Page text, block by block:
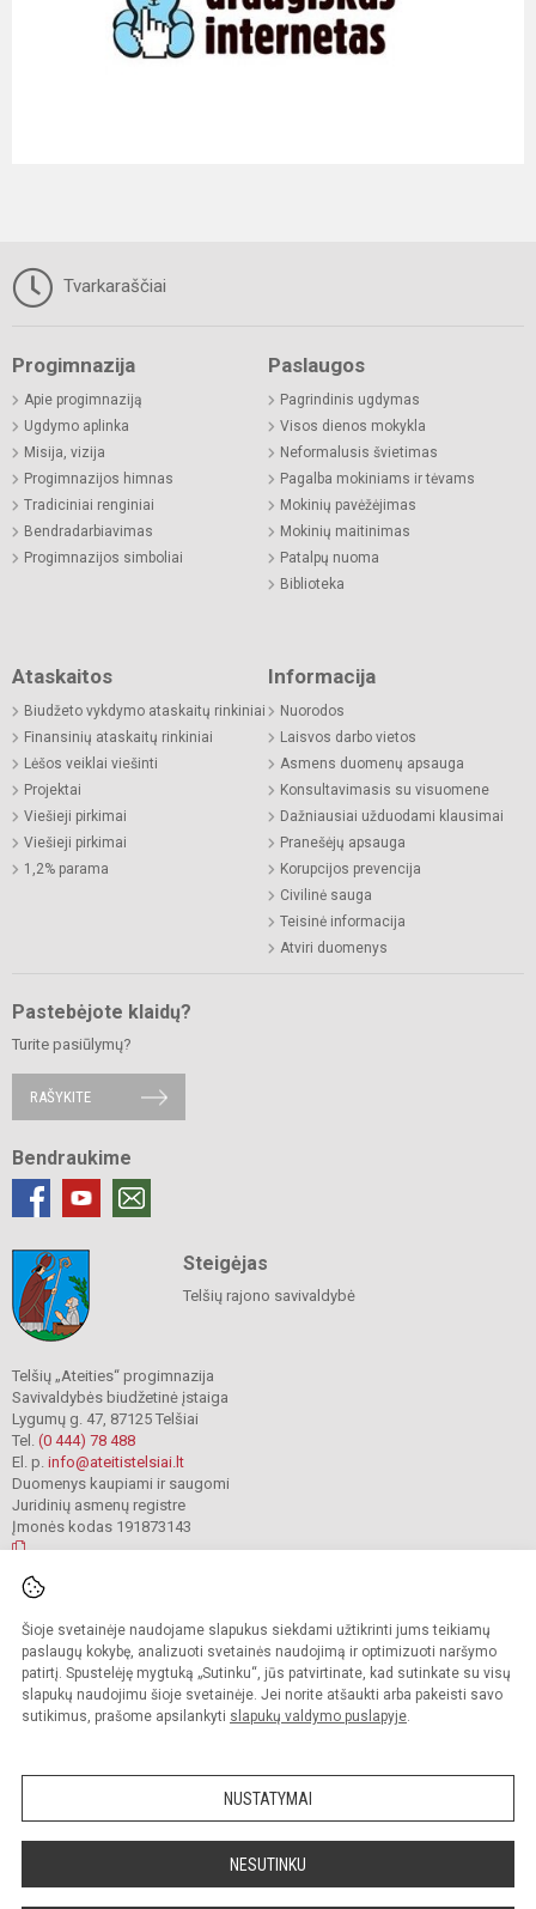
Šioje svetainėje naudojame slapukus siekdami užtikrinti jums teikiamų
paslaugų kokybę, analizuoti svetainės naudojimą ir optimizuoti naršymo
patirtį. Spustelėję mygtuką „Sutinku“, jūs patvirtinate, kad sutinkate su visų
slapukų naudojimu šioje svetainėje. Jei norite atšaukti arba pakeisti savo
sutikimus, prašome apsilankyti slapukų valdymo puslapyje.
NUSTATYMAI
NESUTINKU
Tvarkaraščiai
Progimnazija
Apie progimnaziją
Ugdymo aplinka
Misija, vizija
Progimnazijos himnas
Tradiciniai renginiai
Bendradarbiavimas
Progimnazijos simboliai
Paslaugos
Pagrindinis ugdymas
Visos dienos mokykla
Neformalusis švietimas
Pagalba mokiniams ir tėvams
Mokinių pavėžėjimas
Mokinių maitinimas
Patalpų nuoma
Biblioteka
Ataskaitos
Biudžeto vykdymo ataskaitų rinkiniai
Finansinių ataskaitų rinkiniai
Lėšos veiklai viešinti
Projektai
Viešieji pirkimai
Viešieji pirkimai
1,2% parama
Informacija
Nuorodos
Laisvos darbo vietos
Asmens duomenų apsauga
Konsultavimasis su visuomene
Dažniausiai užduodami klausimai
Pranešėjų apsauga
Korupcijos prevencija
Civilinė sauga
Teisinė informacija
Atviri duomenys
Pastebėjote klaidų?
Turite pasiūlymų?
RAŠYKITE
Bendraukime
Steigėjas
Telšių rajono savivaldybė
Telšių „Ateities“ progimnazija
Savivaldybės biudžetinė įstaiga
Lygumų g. 47, 87125 Telšiai
Tel. (0 444) 78 488
El. p. info@ateitistelsiai.lt
Duomenys kaupiami ir saugomi
Juridinių asmenų registre
Įmonės kodas 191873143
Kopijuoti turinį be raštiško progimnazijos administracijos sutikimo griežtai
draudžiama.
Prieinamumo paraiška Slapukų valdymas
Sumanus būdas atnaujinti